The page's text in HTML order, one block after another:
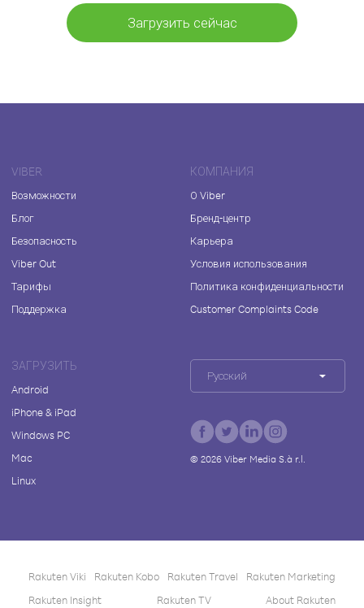
Загрузить сейчас
VIBER
Возможности
Блог
Безопасность
Viber Out
Тарифы
Поддержка
КОМПАНИЯ
О Viber
Бренд-центр
Карьера
Условия использования
Политика конфиденциальности
Customer Complaints Code
ЗАГРУЗИТЬ
Android
iPhone & iPad
Windows PC
Mac
Linux
Русский
© 2026Viber Media S.à r.l.
Rakuten Viki Rakuten Kobo Rakuten Travel
Rakuten Marketing
Rakuten Insight
Rakuten TV About Rakuten